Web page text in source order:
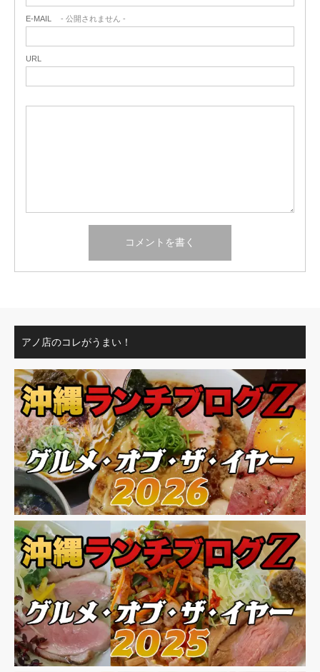
E-MAIL - 公開されません -
URL
アノ店のコレがうまい！